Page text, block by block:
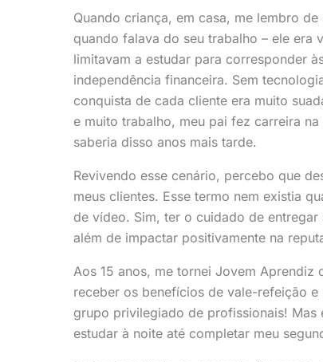
Quando criança, em casa, me lembro
quando falava do seu trabalho – ele era
limitavam a estudar para corresponder
independência financeira. Sem
conquista de cada cliente era muito
e muito trabalho, meu pai fez carreira
saberia disso anos mais tarde.
Revivendo esse cenário, percebo que
meus clientes. Esse termo nem existia
de vídeo. Sim, ter o cuidado de
além de impactar positivamente na
Aos 15 anos, me tornei Jovem Aprendiz
receber os benefícios de vale-refeição
grupo privilegiado de profissionais! Mas
estudar à noite até completar meu